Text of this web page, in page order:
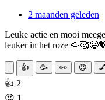
2 maanden geleden
Leuke actie en mooi
leuker in het roze
👍 🥳 👀 😍 💅
👍 2
😍 1